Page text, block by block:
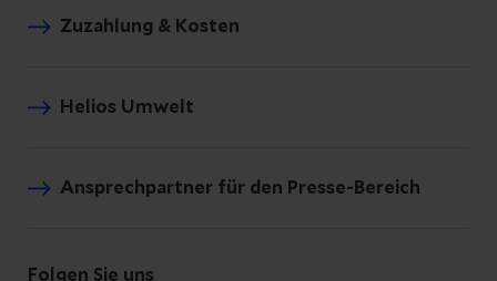
Zuzahlung & Kosten
Helios Umwelt
Ansprechpartner für den Presse-Bereich
Folgen Sie uns